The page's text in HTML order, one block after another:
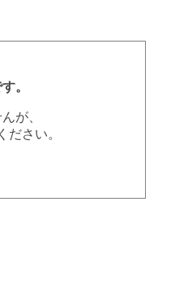
。
が、
ださい。